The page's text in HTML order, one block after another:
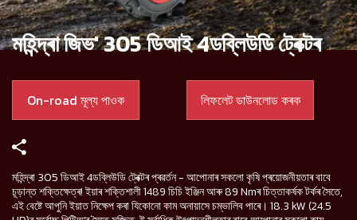
মহিন্দ্ৰা জিভ' 305 ডিআই 4ডব্লিউডি ট্ৰেক্টৰ
On-road মূল্য পাওক লিফলেট ডাউনলোড কৰক
মহিন্দ্ৰা 305 ডিআই 4ডব্লিউডি ট্ৰেক্টৰ প্ৰৱৰ্তন - আপোনাৰ সকলো কৃষি প্ৰয়োজনীয়তাৰ বাবে
চূড়ান্ত শক্তিক্ষেত্ৰ! ইয়াৰ শক্তিশালী 1489 চিচি ইঞ্জিন আৰু 89 Nmৰ চিত্তাকৰ্ষক টৰ্কৰ সৈতে,
এই বেষ্টে আপুনি ইয়াত নিক্ষেপ কৰা যিকোনো কাম অনায়াসে চম্ভালিব পাৰে। 18.3 kW (24.5